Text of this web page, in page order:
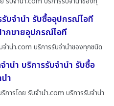
บจำนำ รับซื้ออุปกรณ์ไอที
กขายอุปกรณ์ไอที
จํานํา.com บริการรับจำนำของทุกชนิด
นำ บริการรับจำนำ รับซื้อ
ำ
ารโดย รับจํานํา.com บริการรับจำนำ